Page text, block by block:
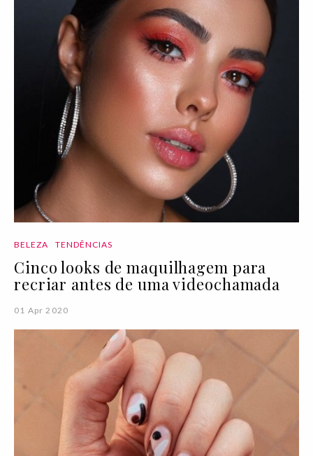
BELEZA TENDÊNCIAS
Cinco looks de maquilhagem para
recriar antes de uma videochamada
01 Apr 2020